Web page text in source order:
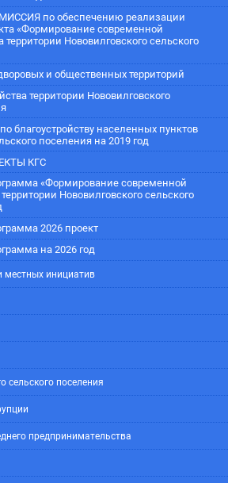
по обеспечению реализации
«Формирование современной
территории Нововилговского сельского
и общественных территорий
территории Нововилговского
благоустройству населенных пунктов
поселения на 2019 год
КГС
«Формирование современной
Нововилговского сельского
2026 проект
на 2026 год
инициатив
сельского поселения
предпринимательства